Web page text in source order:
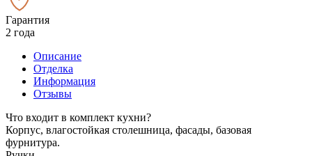
Гарантия
2 года
Описание
Отделка
Информация
Отзывы
Что входит в комплект кухни?
Корпус, влагостойкая столешница, фасады, базовая
фурнитура.